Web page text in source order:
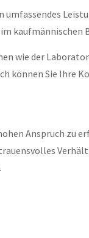
umfassendes
kaufmännischen
wie der
können Sie Ihre
Anspruch zu